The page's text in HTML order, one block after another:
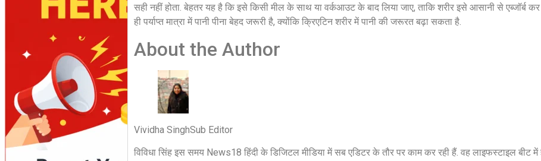
सही नहीं होता. बेहतर यह है कि इसे किसी मील के साथ या वर्कआउट के बाद लिया जाए, ताकि शरीर इसे आसानी से एब्जॉर्ब
ही पर्याप्त मात्रा में पानी पीना बेहद जरूरी है, क्योंकि क्रिएटिन शरीर में पानी की जरूरत बढ़ा सकता है.
About the Author
Vividha SinghSub Editor
विविधा सिंह इस समय News18 हिंदी के डिजिटल मीडिया में सब एडिटर के तौर पर काम कर रही हैं. वह लाइफस्टाइल बीट